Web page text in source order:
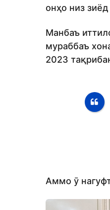
онҳо низ
Манбаъ
мураббаъ
2023
Аммо ӯ